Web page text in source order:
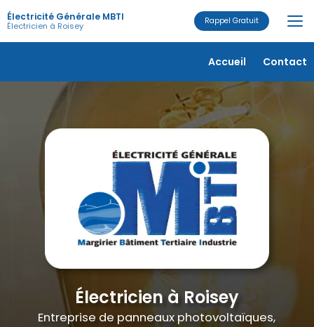
au
contenu
principal
Accueil
Contact
Électricité Générale MBTI
Électricien à Roisey Rappel Gratuit
Électricien à Roisey
Entreprise de panneaux photovoltaïques,